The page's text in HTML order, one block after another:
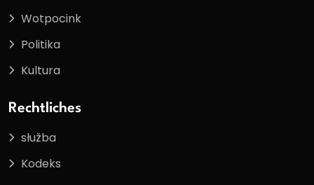
Wotpocink
Politika
Kultura
Rechtliches
słužba
Kodeks